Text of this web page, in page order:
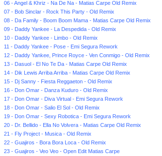
06 - Angel & Khriz - Na De Na - Matias Carpe Old Remix
07 - Bob Sinclar - Rock This Party - Old Remix
08 - Da Family - Boom Boom Mama - Matias Carpe Old Remix
09 - Daddy Yankee - La Despedida - Old Remix
10 - Daddy Yankee - Limbo - Old Remix
11 - Daddy Yankee - Pose - Emi Segura Rework
12 - Daddy Yankee, Prince Royce - Ven Conmigo - Old Remix
13 - Dasuol - El No Te Da - Matias Carpe Old Remix
14 - Dik Lewis Arriba Arriba - Matias Carpe Old Remix
15 - Dj Sanny - Fiesta Reggaeton - Old Remix
16 - Don Omar - Danza Kuduro - Old Remix
17 - Don Omar - Diva Virtual - Emi Segura Rework
18 - Don Omar - Salio El Sol - Old Remix
19 - Don Omar - Sexy Robotica - Emi Segura Rework
20 - Dr. Bellido - Ella No Volvera - Matias Carpe Old Remix
21 - Fly Project - Musica - Old Remix
22 - Guajiros - Bora Bora Loca - Old Remix
23 - Guajiros - Veo Veo - Open Edit Matias Carpe